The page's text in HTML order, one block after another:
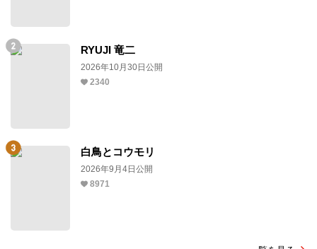
RYUJI 竜二
2026年10月30日公開
2340
白鳥とコウモリ
2026年9月4日公開
8971